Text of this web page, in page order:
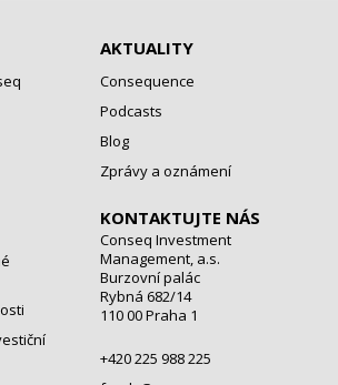
AKTUALITY
Consequence
Podcasts
Blog
Zprávy a oznámení
KONTAKTUJTE NÁS
Conseq Investment
Management, a.s.
Burzovní palác
Rybná 682/14
110 00 Praha 1
+420 225 988 225